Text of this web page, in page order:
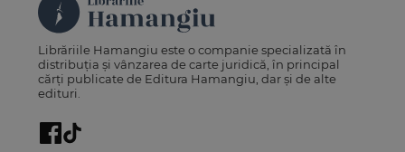
Librăriile Hamangiu este o companie specializată în
distribuția și vânzarea de carte juridică, în principal
cărți publicate de Editura Hamangiu, dar și de alte
edituri.